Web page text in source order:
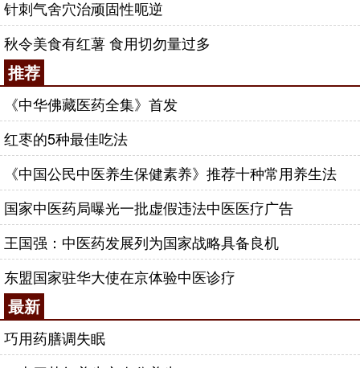
针刺气舍穴治顽固性呃逆
秋令美食有红薯 食用切勿量过多
推荐
《中华佛藏医药全集》首发
红枣的5种最佳吃法
《中国公民中医养生保健素养》推荐十种常用养生法
国家中医药局曝光一批虚假违法中医医疗广告
王国强：中医药发展列为国家战略具备良机
东盟国家驻华大使在京体验中医诊疗
最新
巧用药膳调失眠